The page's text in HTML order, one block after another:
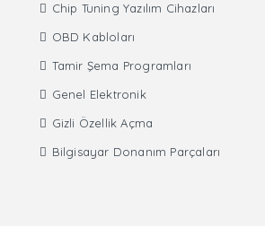
Chip Tuning Yazılım Cihazları
OBD Kabloları
Tamir Şema Programları
Genel Elektronik
Gizli Özellik Açma
Bilgisayar Donanım Parçaları